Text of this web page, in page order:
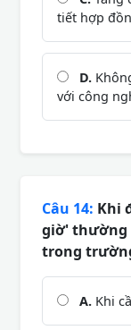
tiết hợp
D.
với công
Câu 14: Khi
giờ' thường
trong
A. Khi